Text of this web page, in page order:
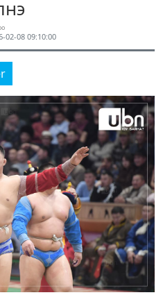
02-08 09:10:00